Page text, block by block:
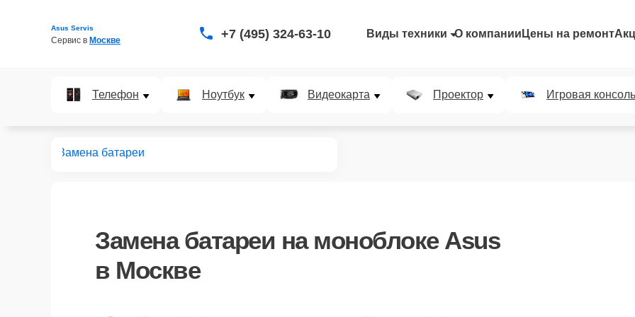
Asus Servis
Сервис в Москве +7 (495) 324-63-10 Виды техники О компании Цены на ремонт
Телефон Ноутбук Видеокарта Проектор Игровая консоль
Замена батареи
Замена батареи на моноблоке Asus
в Москве